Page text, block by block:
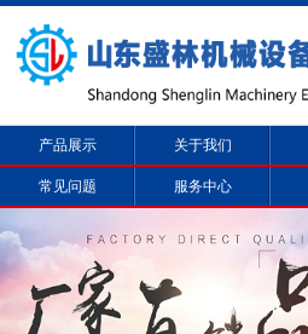
产品展示 关于我们
常见问题 服务中心